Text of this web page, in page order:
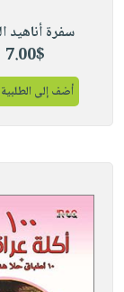
سفرة أناهيد
7.00$
أضف إلى الطلبية